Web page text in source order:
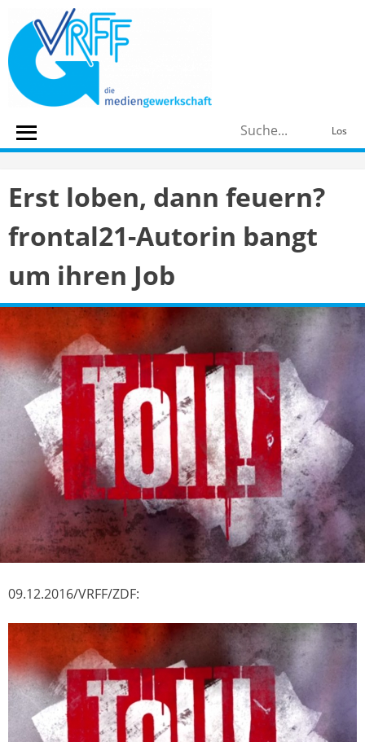
content
Los
Erst loben, dann feuern?
frontal21-Autorin bangt
um ihren Job
09.12.2016/VRFF/ZDF: